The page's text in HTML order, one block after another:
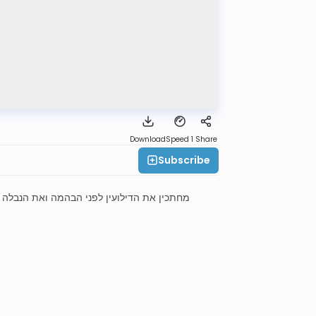
DownloadSpeed 1 Share
Subscribe
מחתכין את הדילועין לפני הבהמה ואת